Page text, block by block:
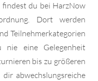
findest du bei HarzNow
Dort werden
Teilnehmerkategorien
nie eine Gelegenheit
bis zu größeren
abwechslungsreiche